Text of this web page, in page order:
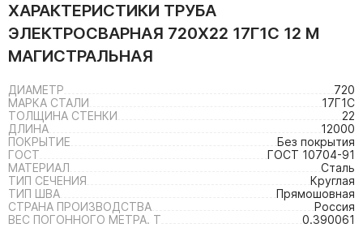
ХАРАКТЕРИСТИКИ ТРУБА
ЭЛЕКТРОСВАРНАЯ 720Х22 17Г1С 12 М
МАГИСТРАЛЬНАЯ
ДИАМЕТР
720
МАРКА СТАЛИ
17Г1С
ТОЛЩИНА СТЕНКИ
22
ДЛИНА
12000
ПОКРЫТИЕ
Без покрытия
ГОСТ
ГОСТ 10704-91
МАТЕРИАЛ
Сталь
ТИП СЕЧЕНИЯ
Круглая
ТИП ШВА
Прямошовная
СТРАНА ПРОИЗВОДСТВА
Россия
ВЕС ПОГОННОГО МЕТРА. Т
0.390061